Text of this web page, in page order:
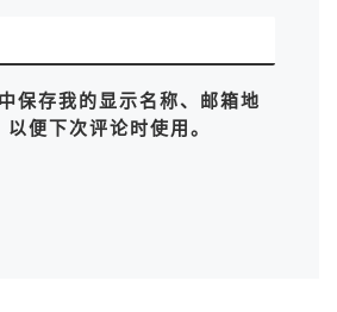
保存我的显示名称、邮箱地
便下次评论时使用。